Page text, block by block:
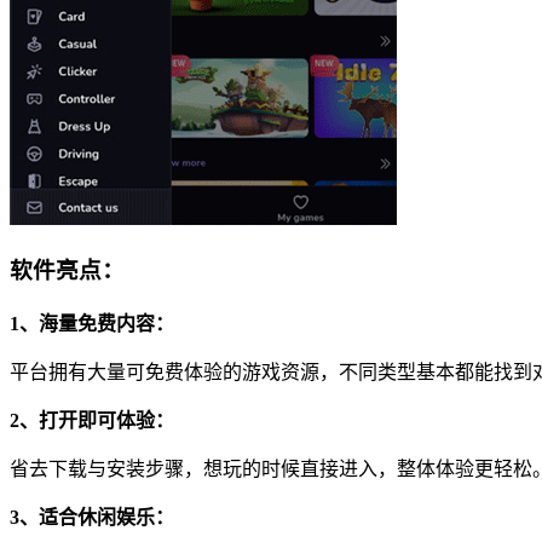
软件亮点：
1、海量免费内容：
平台拥有大量可免费体验的游戏资源，不同类型基本都能找到
2、打开即可体验：
省去下载与安装步骤，想玩的时候直接进入，整体体验更轻松。
3、适合休闲娱乐：